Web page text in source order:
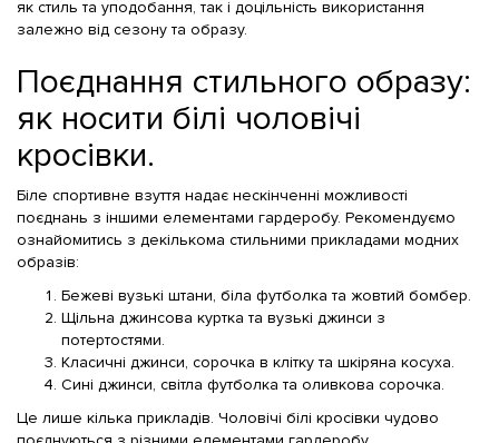
як стиль та уподобання, так і доцільність використання
залежно від сезону та образу.
Поєднання стильного образу:
як носити білі чоловічі
кросівки.
Біле спортивне взуття надає нескінченні можливості
поєднань з іншими елементами гардеробу. Рекомендуємо
ознайомитись з декількома стильними прикладами модних
образів:
Бежеві вузькі штани, біла футболка та жовтий бомбер.
Щільна джинсова куртка та вузькі джинси з
потертостями.
Класичні джинси, сорочка в клітку та шкіряна косуха.
Сині джинси, світла футболка та оливкова сорочка.
Це лише кілька прикладів. Чоловічі білі кросівки чудово